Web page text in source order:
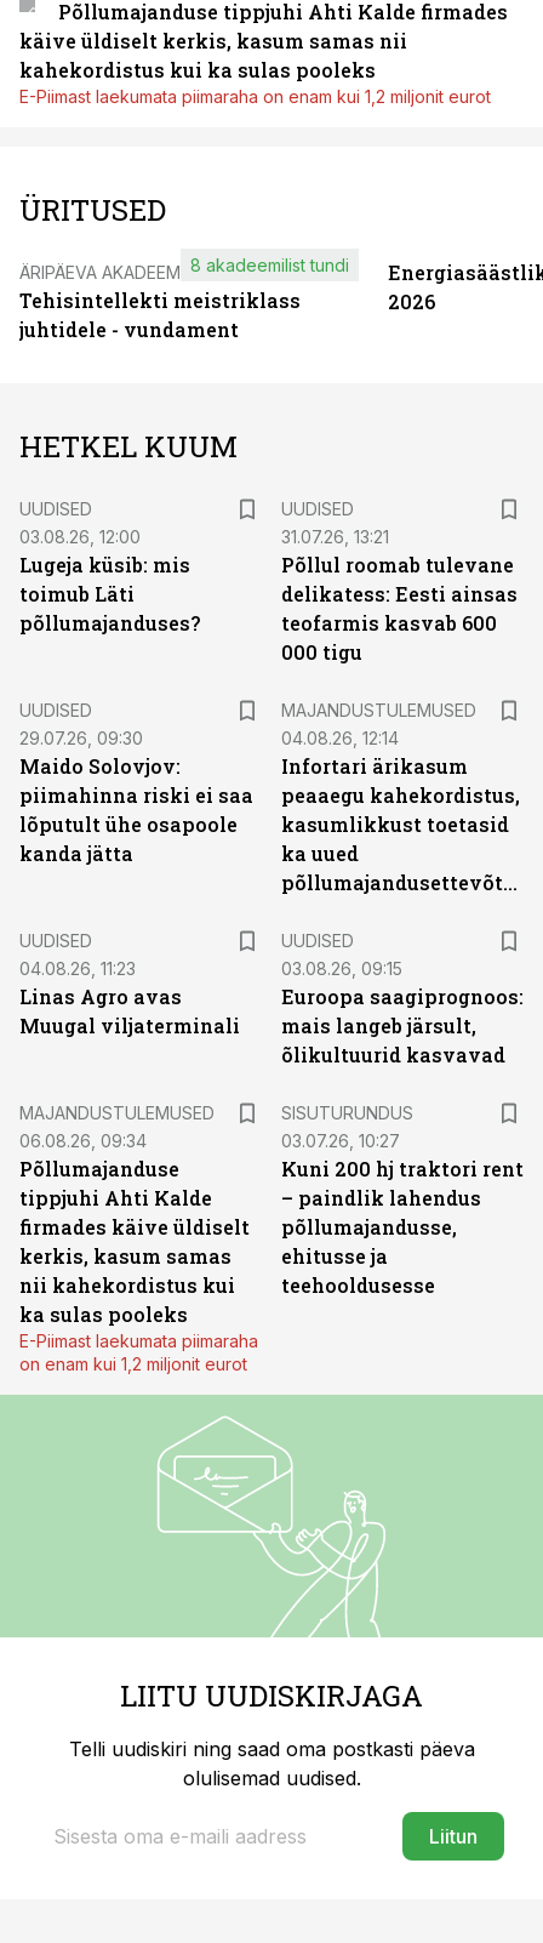
Põllumajanduse tippjuhi Ahti Kalde firmades
käive üldiselt kerkis, kasum samas nii
kahekordistus kui ka sulas pooleks
E-Piimast laekumata piimaraha on enam kui 1,2 miljonit eurot
ÜRITUSED
ÄRIPÄEVA AKADEEMIA
Tehisintellekti meistriklass
juhtidele - vundament
8 akadeemilist tundi
2026
HETKEL KUUM
UUDISED
03.08.26, 12:00
Lugeja küsib: mis
toimub Läti
põllumajanduses?
UUDISED
31.07.26, 13:21
Põllul roomab tulevane
delikatess: Eesti ainsas
teofarmis kasvab 600
000 tigu
UUDISED
29.07.26, 09:30
Maido Solovjov:
piimahinna riski ei saa
lõputult ühe osapoole
kanda jätta
MAJANDUSTULEMUSED
04.08.26, 12:14
Infortari ärikasum
peaaegu kahekordistus,
kasumlikkust toetasid
ka uued
põllumajandusettevõtted
UUDISED
04.08.26, 11:23
Linas Agro avas
Muugal viljaterminali
UUDISED
03.08.26, 09:15
Euroopa saagiprognoos:
mais langeb järsult,
õlikultuurid kasvavad
MAJANDUSTULEMUSED
06.08.26, 09:34
Põllumajanduse
tippjuhi Ahti Kalde
firmades käive üldiselt
kerkis, kasum samas
nii kahekordistus kui
ka sulas pooleks
E-Piimast laekumata piimaraha
on enam kui 1,2 miljonit eurot
SISUTURUNDUS
03.07.26, 10:27
Kuni 200 hj traktori rent
– paindlik lahendus
põllumajandusse,
ehitusse ja
teehooldusesse
LIITU UUDISKIRJAGA
Telli uudiskiri ning saad oma postkasti päeva
olulisemad uudised.
Liitun